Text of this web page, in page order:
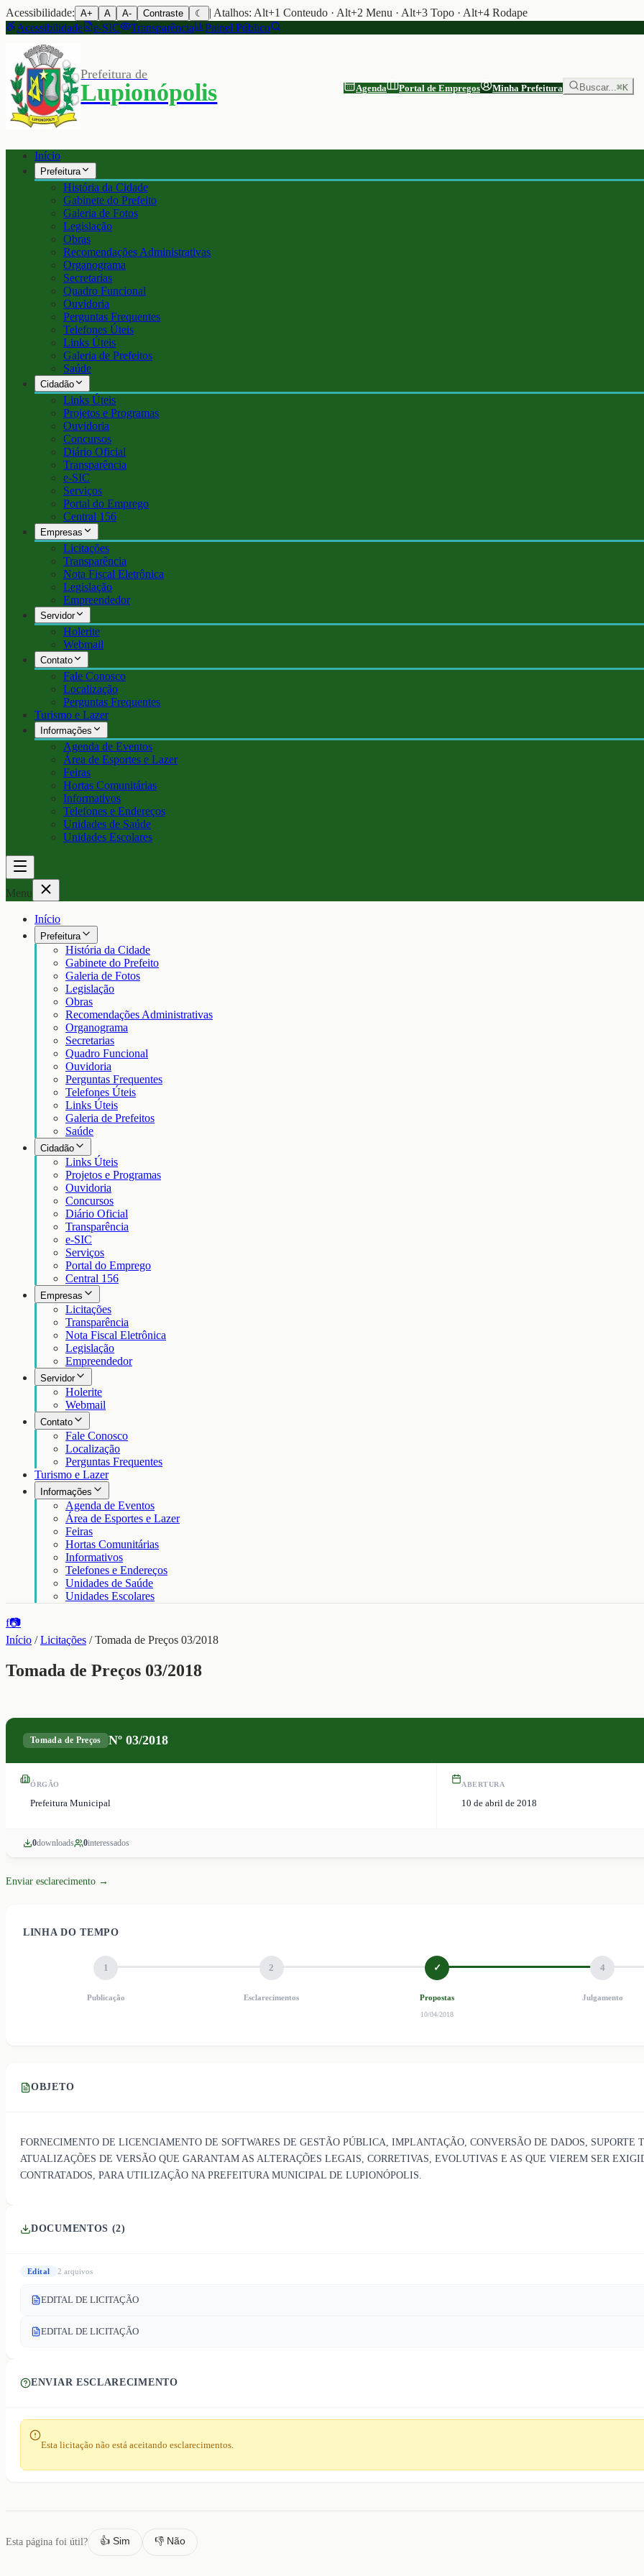
Acessibilidade: A+ A A- Contraste ☾
| Atalhos: Alt+1 Conteudo · Alt+2 Menu · Alt+3 Topo · Alt+4 Rodape
Acessibilidade
e-SIC Transparência Painel Público
Prefeitura de
Lupionópolis Agenda Portal de Empregos Minha Prefeitura Buscar...⌘K
Início
Prefeitura
História da Cidade
Gabinete do Prefeito
Galeria de Fotos
Legislação
Obras
Recomendações Administrativas
Organograma
Secretarias
Quadro Funcional
Ouvidoria
Perguntas Frequentes
Telefones Úteis
Links Úteis
Galeria de Prefeitos
Saúde
Cidadão
Links Úteis
Projetos e Programas
Ouvidoria
Concursos
Diário Oficial
Transparência
e-SIC
Serviços
Portal do Emprego
Central 156
Empresas
Licitações
Transparência
Nota Fiscal Eletrônica
Legislação
Empreendedor
Servidor
Holerite
Webmail
Contato
Fale Conosco
Localização
Perguntas Frequentes
Turismo e Lazer
Informações
Agenda de Eventos
Área de Esportes e Lazer
Feiras
Hortas Comunitárias
Informativos
Telefones e Endereços
Unidades de Saúde
Unidades Escolares
Menu
Início
Prefeitura
História da Cidade
Gabinete do Prefeito
Galeria de Fotos
Legislação
Obras
Recomendações Administrativas
Organograma
Secretarias
Quadro Funcional
Ouvidoria
Perguntas Frequentes
Telefones Úteis
Links Úteis
Galeria de Prefeitos
Saúde
Cidadão
Links Úteis
Projetos e Programas
Ouvidoria
Concursos
Diário Oficial
Transparência
e-SIC
Serviços
Portal do Emprego
Central 156
Empresas
Licitações
Transparência
Nota Fiscal Eletrônica
Legislação
Empreendedor
Servidor
Holerite
Webmail
Contato
Fale Conosco
Localização
Perguntas Frequentes
Turismo e Lazer
Informações
Agenda de Eventos
Área de Esportes e Lazer
Feiras
Hortas Comunitárias
Informativos
Telefones e Endereços
Unidades de Saúde
Unidades Escolares
f📷
Início /Licitações /Tomada de Preços 03/2018
Tomada de Preços 03/2018
Tomada de Preços Nº 03/2018
ÓRGÃO
Prefeitura Municipal
ABERTURA
10 de abril de 2018
0downloads 0interessados
Enviar esclarecimento →
LINHA DO TEMPO
1
Publicação
2
Esclarecimentos
✓
Propostas
10/04/2018
4
Julgamento
OBJETO
FORNECIMENTO DE LICENCIAMENTO DE SOFTWARES DE GESTÃO PÚBLICA, IMPLANTAÇÃO, CONVERSÃO DE DADOS, SUPORTE
ATUALIZAÇÕES DE VERSÃO QUE GARANTAM AS ALTERAÇÕES LEGAIS, CORRETIVAS, EVOLUTIVAS E AS QUE VIEREM SER
CONTRATADOS, PARA UTILIZAÇÃO NA PREFEITURA MUNICIPAL DE LUPIONÓPOLIS.
DOCUMENTOS (2)
Edital 2 arquivos
EDITAL DE LICITAÇÃO
EDITAL DE LICITAÇÃO
ENVIAR ESCLARECIMENTO
Esta licitação não está aceitando esclarecimentos.
Esta página foi útil? 👍 Sim 👎 Não